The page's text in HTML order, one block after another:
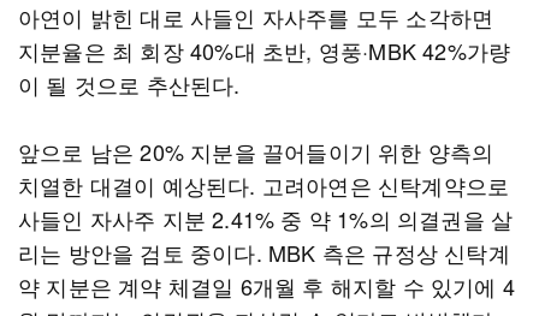
아연이 밝힌 대로 사들인 자사주를 모두 소각하면
지분율은 최 회장 40%대 초반, 영풍·MBK 42%가량
이 될 것으로 추산된다.
앞으로 남은 20% 지분을 끌어들이기 위한 양측의
치열한 대결이 예상된다. 고려아연은 신탁계약으로
사들인 자사주 지분 2.41% 중 약 1%의 의결권을 살
리는 방안을 검토 중이다. MBK 측은 규정상 신탁계
약 지분은 계약 체결일 6개월 후 해지할 수 있기에 4